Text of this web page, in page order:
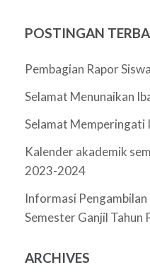
POSTINGAN
Pembagian Rapor
Selamat Menunaikan
Selamat Memperingati
Kalender akademik
2023-2024
Informasi
Semester Ganjil
ARCHIVES